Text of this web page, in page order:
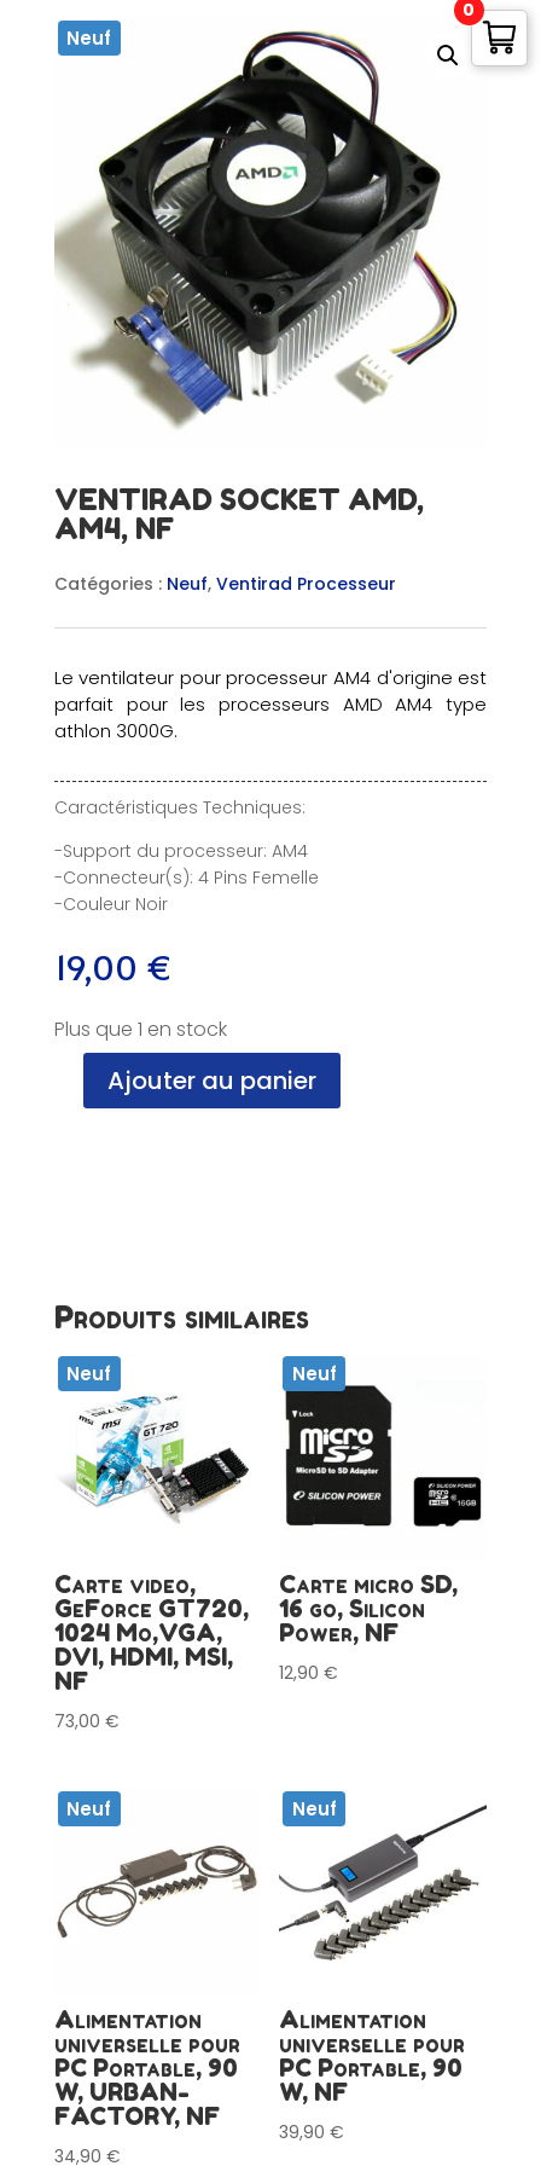
Neuf
VENTIRAD SOCKET AMD,
AM4, NF
Catégories : Neuf, Ventirad Processeur
Le ventilateur pour processeur AM4 d'origine est
parfait pour les processeurs AMD AM4 type
athlon 3000G.
Caractéristiques Techniques:
-Support du processeur: AM4
-Connecteur(s): 4 Pins Femelle
-Couleur Noir
19,00 €
Plus que 1 en stock
quantitéAjouter au panier
Produits similaires
Neuf
Carte video,
GeForce GT720,
1024 Mo,VGA,
DVI, HDMI, MSI,
NF
73,00 €
Neuf
Carte micro SD,
16 go, Silicon
Power, NF
12,90€
Neuf
Alimentation
universelle pour
PC Portable, 90
W, URBAN-
FACTORY, NF
34,90 €
Neuf
Alimentation
universelle pour
PC Portable, 90
W, NF
39,90€
0